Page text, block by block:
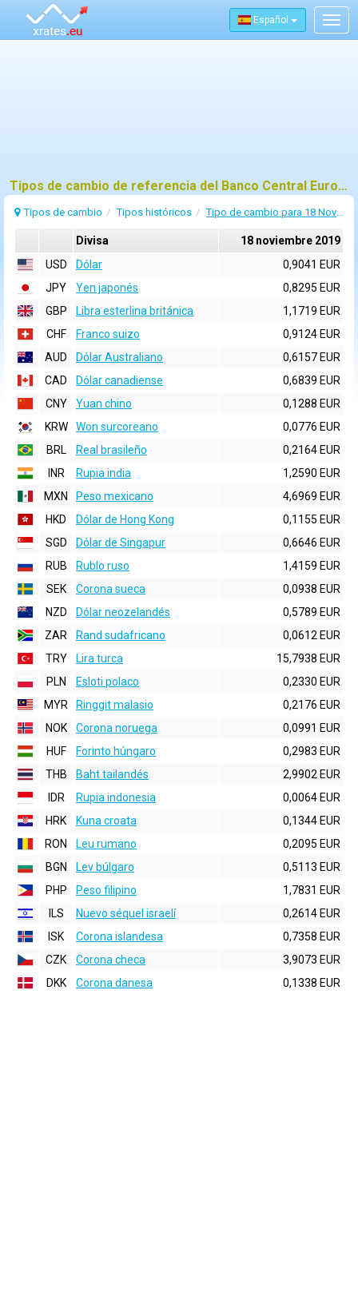
Español
Tipos de cambio de referencia del Banco Central Europeo (BCE) para 18 noviembre 2019
Tipos de cambio Tipos históricos Tipo de cambio para 18 Noviembre 2019
Divisa
18 noviembre 2019
USD
Dólar
0,9041 EUR
JPY
Yen japonés
0,8295 EUR
GBP
Libra esterlina británica
1,1719 EUR
CHF
Franco suizo
0,9124 EUR
AUD
Dólar Australiano
0,6157 EUR
CAD
Dólar canadiense
0,6839 EUR
CNY
Yuan chino
0,1288 EUR
KRW
Won surcoreano
0,0776 EUR
BRL
Real brasileño
0,2164 EUR
INR
Rupia india
1,2590 EUR
MXN
Peso mexicano
4,6969 EUR
HKD
Dólar de Hong Kong
0,1155 EUR
SGD
Dólar de Singapur
0,6646 EUR
RUB
Rublo ruso
1,4159 EUR
SEK
Corona sueca
0,0938 EUR
NZD
Dólar neozelandés
0,5789 EUR
ZAR
Rand sudafricano
0,0612 EUR
TRY
Lira turca
15,7938 EUR
PLN
Esloti polaco
0,2330 EUR
MYR
Ringgit malasio
0,2176 EUR
NOK
Corona noruega
0,0991 EUR
HUF
Forinto húngaro
0,2983 EUR
THB
Baht tailandés
2,9902 EUR
IDR
Rupia indonesia
0,0064 EUR
HRK
Kuna croata
0,1344 EUR
RON
Leu rumano
0,2095 EUR
BGN
Lev búlgaro
0,5113 EUR
PHP
Peso filipino
1,7831 EUR
ILS
Nuevo séquel israelí
0,2614 EUR
ISK
Corona islandesa
0,7358 EUR
CZK
Corona checa
3,9073 EUR
DKK
Corona danesa 0,1338 EUR